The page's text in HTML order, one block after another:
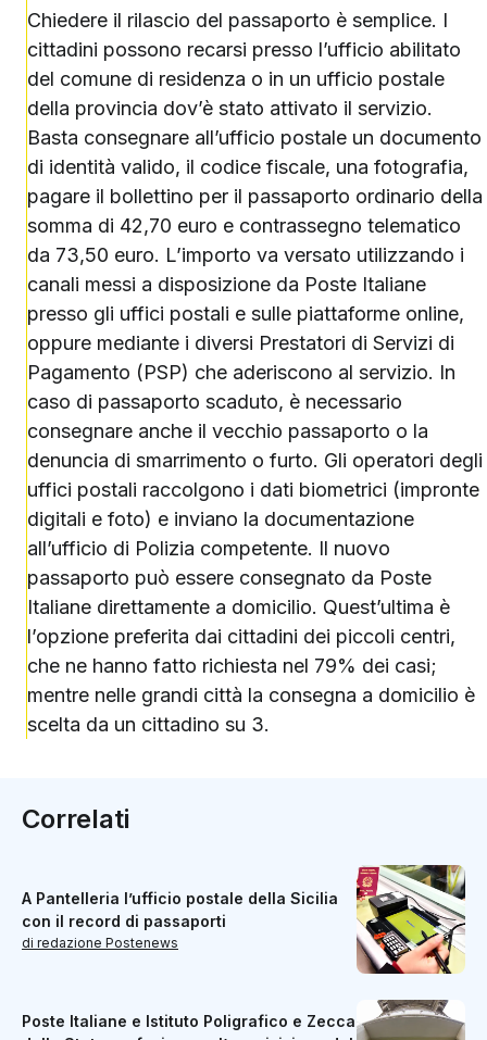
Chiedere il rilascio del passaporto è semplice. I
cittadini possono recarsi presso l’ufficio abilitato
del comune di residenza o in un ufficio postale
della provincia dov’è stato attivato il servizio.
Basta consegnare all’ufficio postale un documento
di identità valido, il codice fiscale, una fotografia,
pagare il bollettino per il passaporto ordinario della
somma di 42,70 euro e contrassegno telematico
da 73,50 euro. L’importo va versato utilizzando i
canali messi a disposizione da Poste Italiane
presso gli uffici postali e sulle piattaforme online,
oppure mediante i diversi Prestatori di Servizi di
Pagamento (PSP) che aderiscono al servizio. In
caso di passaporto scaduto, è necessario
consegnare anche il vecchio passaporto o la
denuncia di smarrimento o furto. Gli operatori degli
uffici postali raccolgono i dati biometrici (impronte
digitali e foto) e inviano la documentazione
all’ufficio di Polizia competente. Il nuovo
passaporto può essere consegnato da Poste
Italiane direttamente a domicilio. Quest’ultima è
l’opzione preferita dai cittadini dei piccoli centri,
che ne hanno fatto richiesta nel 79% dei casi;
mentre nelle grandi città la consegna a domicilio è
scelta da un cittadino su 3.
Correlati
A Pantelleria l’ufficio postale della Sicilia
con il record di passaporti
di redazione Postenews
Poste Italiane e Istituto Poligrafico e Zecca